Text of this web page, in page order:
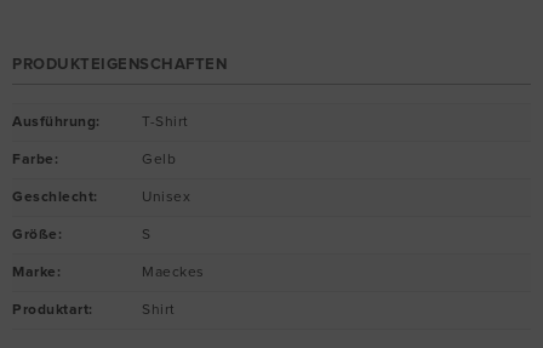
PRODUKTEIGENSCHAFTEN
Ausführung: T-Shirt
Farbe : Gelb
Geschlecht: Unisex
Größe : S
Marke : Maeckes
Produktart: Shirt